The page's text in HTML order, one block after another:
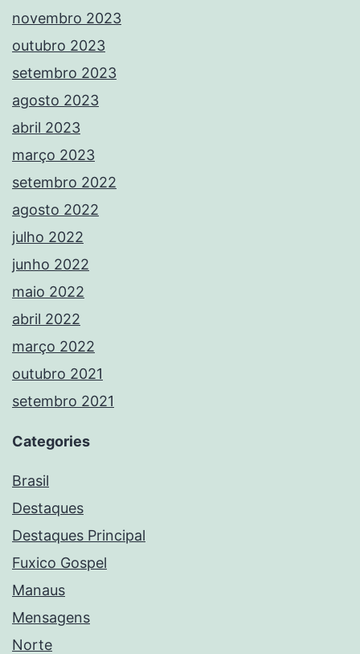
novembro 2023
outubro 2023
setembro 2023
agosto 2023
abril 2023
março 2023
setembro 2022
agosto 2022
julho 2022
junho 2022
maio 2022
abril 2022
março 2022
outubro 2021
setembro 2021
Categories
Brasil
Destaques
Destaques Principal
Fuxico Gospel
Manaus
Mensagens
Norte